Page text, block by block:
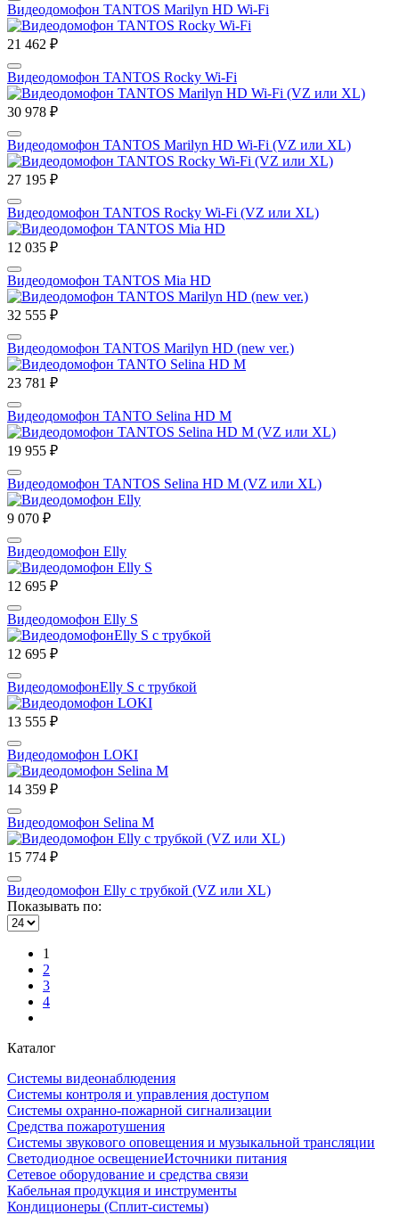
Видеодомофон TANTOS Marilyn HD Wi-Fi
21 462 ₽
Видеодомофон TANTOS Rocky Wi-Fi
30 978 ₽
Видеодомофон TANTOS Marilyn HD Wi-Fi (VZ или XL)
27 195 ₽
Видеодомофон TANTOS Rocky Wi-Fi (VZ или XL)
12 035 ₽
Видеодомофон TANTOS Mia HD
32 555 ₽
Видеодомофон TANTOS Marilyn HD (new ver.)
23 781 ₽
Видеодомофон TANTO Selina HD M
19 955 ₽
Видеодомофон TANTOS Selina HD M (VZ или XL)
9 070 ₽
Видеодомофон Elly
12 695 ₽
Видеодомофон Elly S
12 695 ₽
ВидеодомофонElly S с трубкой
13 555 ₽
Видеодомофон LOKI
14 359 ₽
Видеодомофон Selina M
15 774 ₽
Видеодомофон Elly с трубкой (VZ или XL)
Показывать по:
1
2
3
4
Каталог
Системы видеонаблюдения
Системы контроля и управления доступом
Системы охранно-пожарной сигнализации
Средства пожаротушения
Системы звукового оповещения и музыкальной трансляции
Светодиодное освещениеИсточники питания
Сетевое оборудование и средства связи
Кабельная продукция и инструменты
Кондиционеры (Сплит-системы)